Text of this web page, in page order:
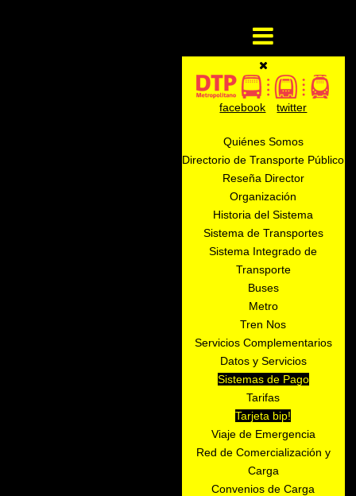
facebook twitter
Quiénes Somos
Directorio de Transporte Público
Reseña Director
Organización
Historia del Sistema
Sistema de Transportes
Sistema Integrado de
Transporte
Buses
Metro
Tren Nos
Servicios Complementarios
Datos y Servicios
Sistemas de Pago
Tarifas
Tarjeta bip!
Viaje de Emergencia
Red de Comercialización y
Carga
Convenios de Carga